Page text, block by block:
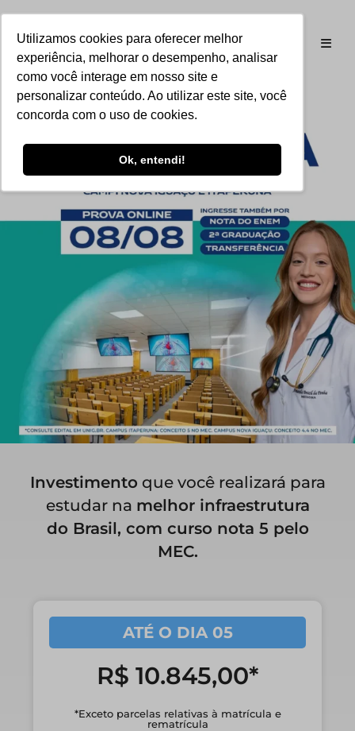
Utilizamos cookies para oferecer melhor
experiência, melhorar o desempenho, analisar
como você interage em nosso site e
personalizar conteúdo. Ao utilizar este site, você
concorda com o uso de cookies.
Ok, entendi!
Investimento que você realizará para
estudar na melhor infraestrutura
do Brasil, com curso nota 5 pelo
MEC.
ATÉ O DIA 05
R$ 10.845,00*
*Exceto parcelas relativas à matrícula e
rematrícula